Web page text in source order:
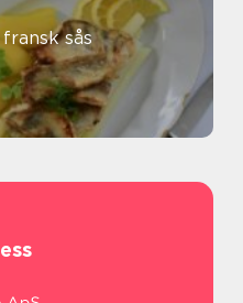
sås